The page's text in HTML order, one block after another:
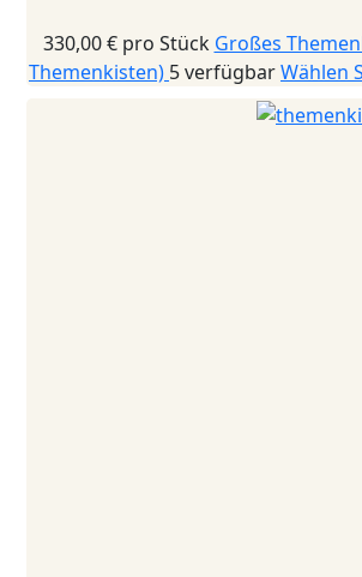
330,00 € pro Stück Großes
Themenkisten) 5 verfügbarWählen